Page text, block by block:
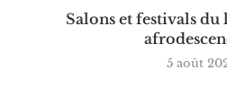
Salons et festivals
5 août